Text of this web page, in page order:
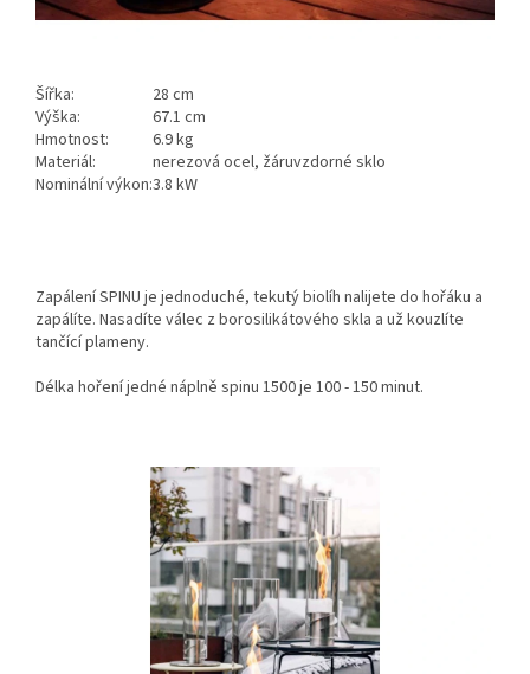
Šířka:
28 cm
Výška:
67.1 cm
Hmotnost:
6.9 kg
Materiál:
nerezová ocel, žáruvzdorné sklo
Nominální výkon:3.8 kW
Zapálení SPINU je jednoduché, tekutý biolíh nalijete do hořáku a
zapálíte. Nasadíte válec z borosilikátového skla a už kouzlíte
tančící plameny.
Délka hoření jedné náplně spinu 1500 je 100 - 150 minut.